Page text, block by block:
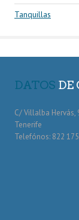
Tanquillas
DATOS DE
C/ Villalba Hervás,
Tenerife
Telefónos: 822